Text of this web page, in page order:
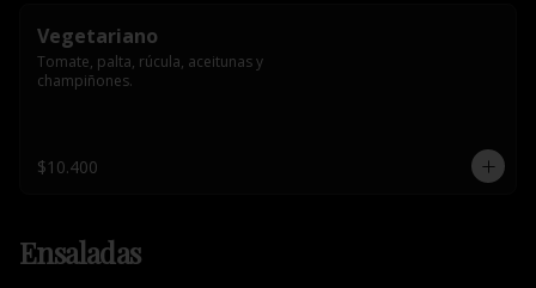
Vegetariano
Tomate, palta, rúcula, aceitunas y
champiñones.
$10.400
Ensaladas